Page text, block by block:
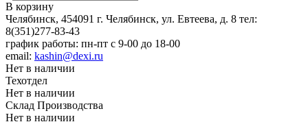
В корзину
Челябинск, 454091 г. Челябинск, ул. Евтеева, д. 8 тел:
8(351)277-83-43
график работы: пн-пт с 9-00 до 18-00
email: kashin@dexi.ru
Нет в наличии
Техотдел
Нет в наличии
Склад Производства
Нет в наличии